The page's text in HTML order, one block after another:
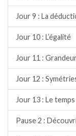
Jour 9 : La
Jour 10 : L’égalité
Jour 11 :
Jour 12 :
Jour 13 : Le temps
Pause 2 :